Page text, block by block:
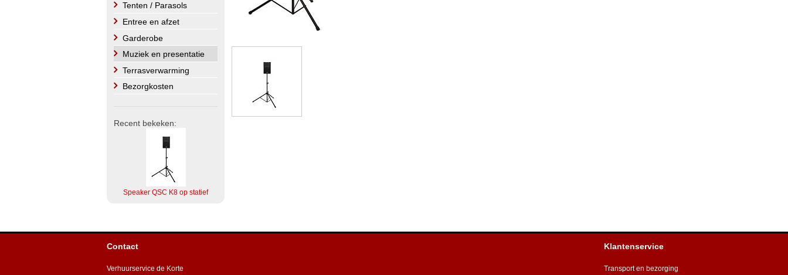
Tenten / Parasols
Entree en afzet
Garderobe
Muziek en presentatie
Terrasverwarming
Bezorgkosten
Recent bekeken:
Speaker QSC K8 op statief
Contact
Verhuurservice de Korte
Klantenservice
Transport en bezorging